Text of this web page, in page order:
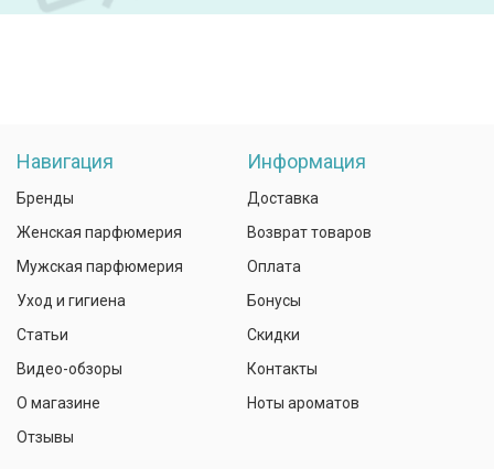
Навигация
Бренды
Женская парфюмерия
Мужская парфюмерия
Уход и гигиена
Статьи
Видео-обзоры
О магазине
Отзывы
Информация
Доставка
Возврат товаров
Оплата
Бонусы
Скидки
Контакты
Ноты ароматов